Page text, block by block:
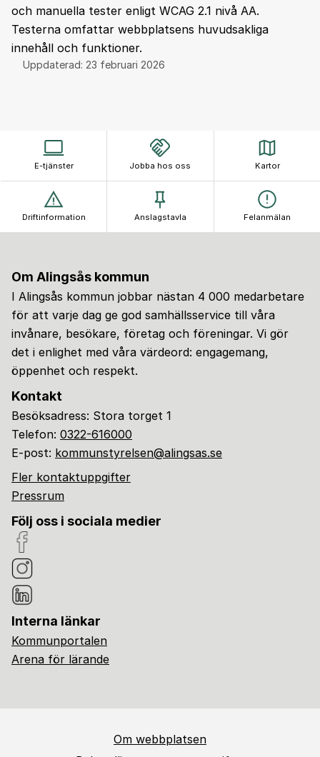
och manuella tester enligt WCAG 2.1 nivå AA.
Testerna omfattar webbplatsens huvudsakliga
innehåll och funktioner.
Uppdaterad: 23 februari 2026
E-tjänster Jobba hos oss Kartor
Driftinformation Anslagstavla Felanmälan
Om Alingsås kommun
I Alingsås kommun jobbar nästan 4 000 medarbetare
för att varje dag ge god samhällsservice till våra
invånare, besökare, företag och föreningar. Vi gör
det i enlighet med våra värdeord: engagemang,
öppenhet och respekt.
Kontakt
Besöksadress: Stora torget 1
Telefon: 0322-616000
E-post: kommunstyrelsen@alingsas.se
Fler kontaktuppgifter
Pressrum
Följ oss i sociala medier
Interna länkar
Kommunportalen
Arena för lärande
Om webbplatsen